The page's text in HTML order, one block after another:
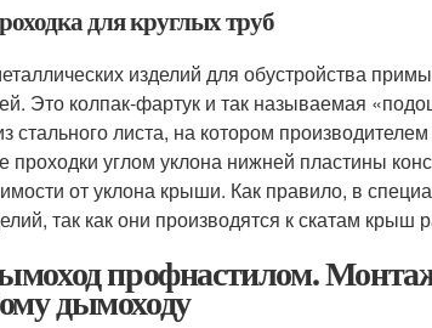
для круглых труб
изделий для обустройства
Это колпак-фартук и так называемая
стального листа, на котором
проходки углом уклона нижней пластины
от уклона крыши. Как правило, в
так как они производятся к скатам крыш
профнастилом.
дымоходу